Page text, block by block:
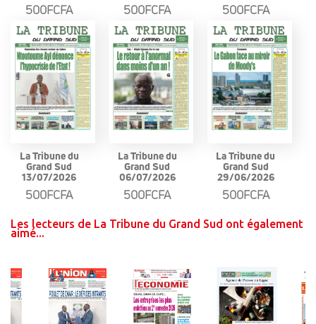
500FCFA 500FCFA 500FCFA
La Tribune du
Grand Sud
13/07/2026
500FCFA
La Tribune du
Grand Sud
06/07/2026
500FCFA
La Tribune du
Grand Sud
29/06/2026
500FCFA
Les lecteurs de La Tribune du Grand Sud ont également
aimé...